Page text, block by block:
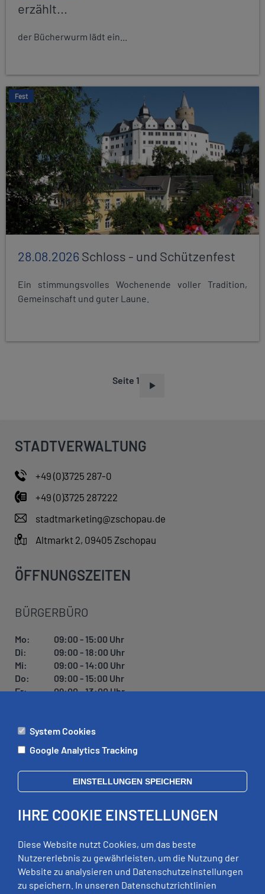
erzählt...
der Bücherwurm lädt ein...
Fest
28.08.2026Schloss - und Schützenfest
Ein stimmungsvolles Wochenende voller Tradition,
Gemeinschaft und guter Laune.
Seite 1
STADTVERWALTUNG
+49 (0)3725 287-0
+49 (0)3725 287222
stadtmarketing@zschopau.de
Altmarkt 2, 09405 Zschopau
ÖFFNUNGSZEITEN
BÜRGERBÜRO
Mo:
09:00 - 15:00 Uhr
Di:
09:00 - 18:00 Uhr
Mi:
09:00 - 14:00 Uhr
Do:
09:00 - 15:00 Uhr
Fr:
09:00 - 13:00 Uhr
ÄMTER
Di:
09:00 - 12:00 Uhr, 13:00 - 18:00 Uhr
Mi:
geschlossen
Fr:
09:00 - 12:00 Uhr
RECHTLICHES
System Cookies
Google Analytics Tracking
EINSTELLUNGEN SPEICHERN
IHRE COOKIE EINSTELLUNGEN
Diese Website nutzt Cookies, um das beste
Nutzererlebnis zu gewährleisten, um die Nutzung der
Website zu analysieren und Datenschutzeinstellungen
zu speichern. In unseren Datenschutzrichtlinien